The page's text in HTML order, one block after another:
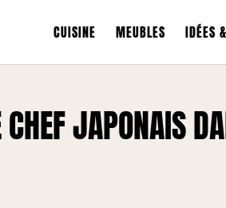
CUISINE MEUBLES IDÉES
CHEF JAPONAIS